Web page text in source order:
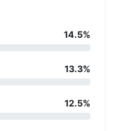
14.5%
13.3%
12.5%